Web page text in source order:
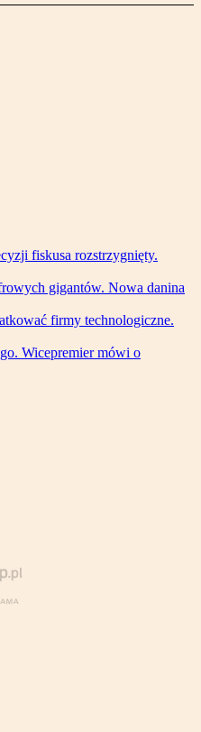
fiskusa rozstrzygnięty.
gigantów. Nowa danina
firmy technologiczne.
Wicepremier mówi o